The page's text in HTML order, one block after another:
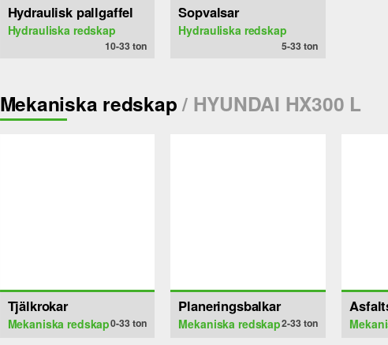
Hydraulisk pallgaffel
Hydrauliska redskap
10-33ton
Sopvalsar
Hydrauliska redskap
5-33ton
Mekaniska redskap/ HYUNDAI HX300 L
Tjälkrokar
Mekaniska redskap0-33ton
Planeringsbalkar
Mekaniska redskap2-33ton